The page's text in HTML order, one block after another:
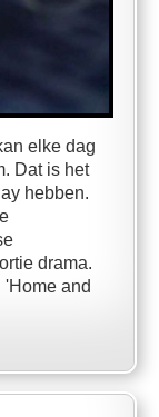
elke dag
Dat is het
hebben.
drama.
and